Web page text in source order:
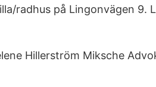
radhus på Lingonvägen 9.
Hillerström Miksche